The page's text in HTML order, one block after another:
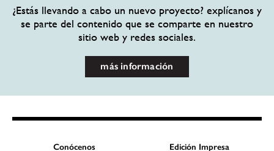
¿Estás llevando a cabo un nuevo proyecto? explícanos y
se parte del contenido que se comparte en nuestro
sitio web y redes sociales.
más información
Conócenos Edición Impresa